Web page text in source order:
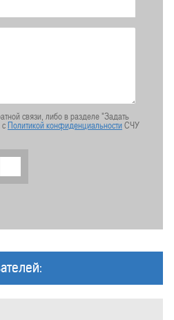
связи, либо в разделе "Задать
Политикой конфиденциальностиСЧУ